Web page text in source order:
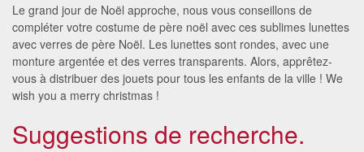
Le grand jour de Noël approche, nous vous conseillons de
compléter votre costume de père noël avec ces sublimes lunettes
avec verres de père Noël. Les lunettes sont rondes, avec une
monture argentée et des verres transparents. Alors, apprêtez-
vous à distribuer des jouets pour tous les enfants de la ville ! We
wish you a merry christmas !
Suggestions de recherche.